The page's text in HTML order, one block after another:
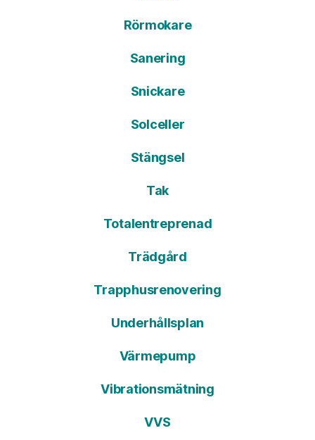
Rörmokare
Sanering
Snickare
Solceller
Stängsel
Tak
Totalentreprenad
Trädgård
Trapphusrenovering
Underhållsplan
Värmepump
Vibrationsmätning
VVS